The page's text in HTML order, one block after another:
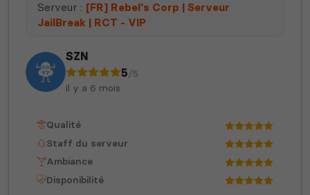
Serveur : [FR] Rebel's Corp | Serveur
JailBreak | RCT - VIP
SZN
5/5
il y a 6 mois
Qualité
Staff du serveur
Ambiance
Disponibilité